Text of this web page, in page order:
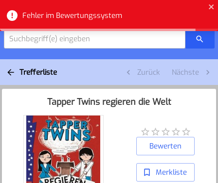
Fehler im Bewertungssystem
Zuger Bibliotheken - Suche
Suchbegriff(e) eingeben
Trefferliste Zurück Nächste
Tapper Twins regieren die Welt
Bewerten
Merkliste